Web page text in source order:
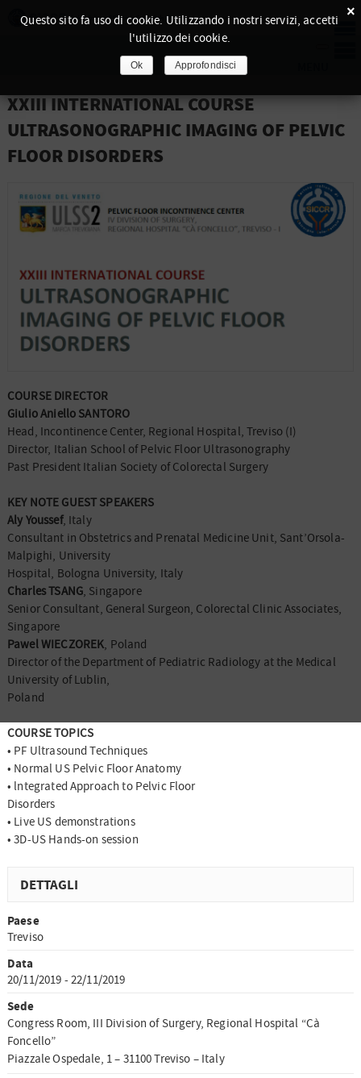
XXIII INTERNATIONAL COURSE
ULTRASONOGRAPHIC IMAGING OF PELVIC
FLOOR DISORDERS
COURSE DIRECTOR
Giulio Aniello SANTORO
Head, Incontinence Center, Regional Hospital, Treviso (I)
Director, Italian School of Pelvic Floor Ultrasonography
Past President Italian Society of Colorectal Surgery
KEY NOTE GUEST SPEAKERS
Aly Youssef, Italy
Consultant in Obstetrics and Prenatal Medicine Unit, Sant’Orsola-
Malpighi, University
Hospital, Bologna University, Italy
Charles TSANG, Singapore
Senior Consultant, General Surgeon, Colorectal Clinic Associates,
Singapore
Pawel WIECZOREK, Poland
Director of the Department of Pediatric Radiology at the Medical
University of Lublin,
Poland
COURSE TOPICS
• PF Ultrasound Techniques
• Normal US Pelvic Floor Anatomy
• lntegrated Approach to Pelvic Floor
Disorders
• Live US demonstrations
• 3D-US Hands-on session
DETTAGLI
Paese
Treviso
Data
20/11/2019 - 22/11/2019
Sede
Congress Room, III Division of Surgery, Regional Hospital “Cà
Foncello”
Piazzale Ospedale, 1 – 31100 Treviso – Italy
×
Questo sito fa uso di cookie. Utilizzando i nostri servizi, accetti
l'utilizzo dei cookie.
Ok Approfondisci